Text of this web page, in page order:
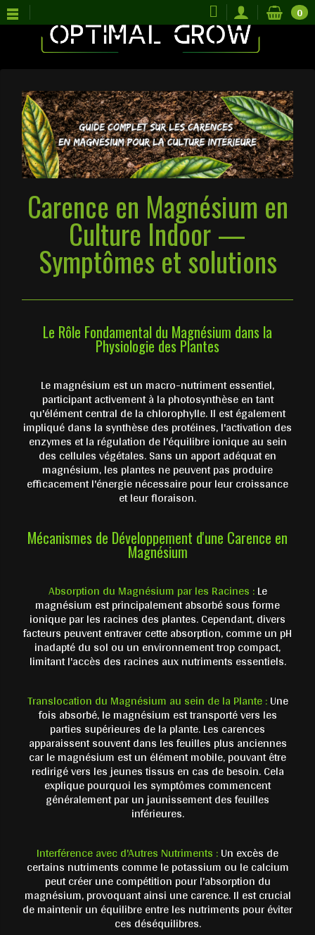
0
Carence en Magnésium en
Culture Indoor —
Symptômes et solutions
Le Rôle Fondamental du Magnésium dans la
Physiologie des Plantes
Le magnésium est un macro-nutriment essentiel,
participant activement à la photosynthèse en tant
qu'élément central de la chlorophylle. Il est également
impliqué dans la synthèse des protéines, l'activation des
enzymes et la régulation de l'équilibre ionique au sein
des cellules végétales. Sans un apport adéquat en
magnésium, les plantes ne peuvent pas produire
efficacement l'énergie nécessaire pour leur croissance
et leur floraison.
Mécanismes de Développement d'une Carence en
Magnésium
Absorption du Magnésium par les Racines :Le
magnésium est principalement absorbé sous forme
ionique par les racines des plantes. Cependant, divers
facteurs peuvent entraver cette absorption, comme un pH
inadapté du sol ou un environnement trop compact,
limitant l'accès des racines aux nutriments essentiels.
Translocation du Magnésium au sein de la Plante :Une
fois absorbé, le magnésium est transporté vers les
parties supérieures de la plante. Les carences
apparaissent souvent dans les feuilles plus anciennes
car le magnésium est un élément mobile, pouvant être
redirigé vers les jeunes tissus en cas de besoin. Cela
explique pourquoi les symptômes commencent
généralement par un jaunissement des feuilles
inférieures.
Interférence avec d'Autres Nutriments :Un excès de
certains nutriments comme le potassium ou le calcium
peut créer une compétition pour l'absorption du
magnésium, provoquant ainsi une carence. Il est crucial
de maintenir un équilibre entre les nutriments pour éviter
ces déséquilibres.